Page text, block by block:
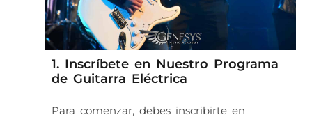
1. Inscríbete en Nuestro Programa
de Guitarra Eléctrica
Para comenzar, debes inscribirte en